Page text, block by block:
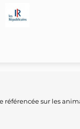
référencée sur les